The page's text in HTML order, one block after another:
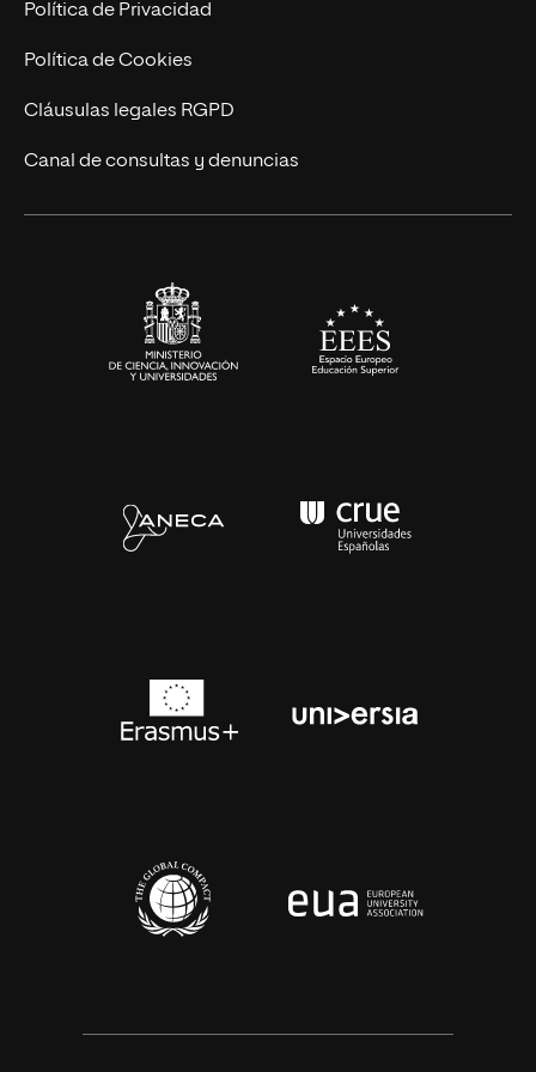
Cursos Universitarios
Trabaja en UNIR
Actualidad
UNIR Revista
Eventos
Política de Privacidad
Política de Cookies
Cláusulas legales RGPD
Canal de consultas y denuncias